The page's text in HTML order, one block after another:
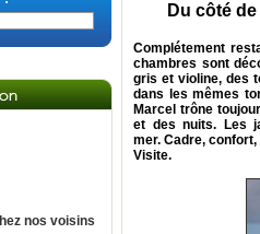
Escapades chez nos voisins
Du côté
Complétement
chambres sont
gris et violine, des
dans les mêmes
Marcel trône
et des nuits. Les
mer. Cadre,
Visite.